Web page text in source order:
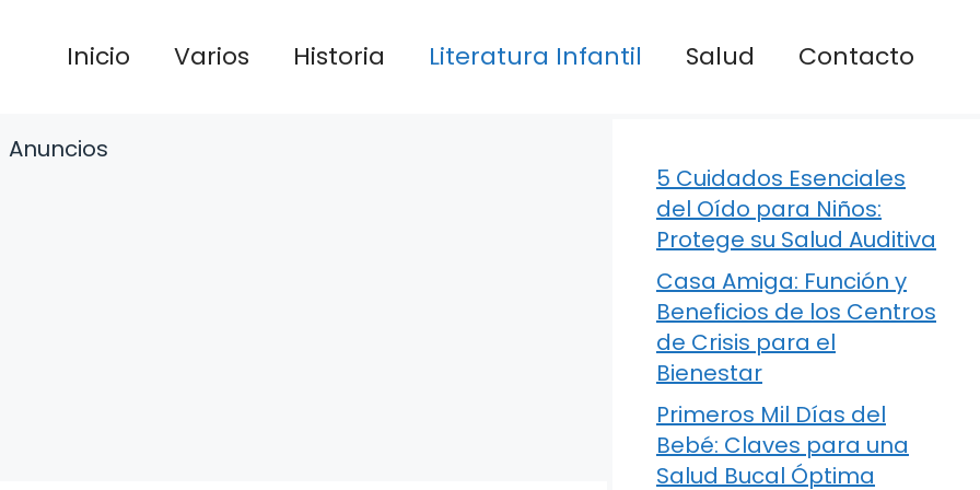
Inicio Varios Historia Literatura Infantil Salud Contacto
Anuncios
5 Cuidados Esenciales
del Oído para Niños:
Protege su Salud Auditiva
Casa Amiga: Función y
Beneficios de los Centros
de Crisis para el
Bienestar
Primeros Mil Días del
Bebé: Claves para una
Salud Bucal Óptima